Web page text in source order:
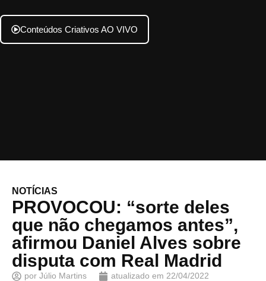
Conteúdos Criativos AO VIVO
NOTÍCIAS
PROVOCOU: “sorte deles
que não chegamos antes”,
afirmou Daniel Alves sobre
disputa com Real Madrid
por Júlio Martins atualizado em 22/04/2022